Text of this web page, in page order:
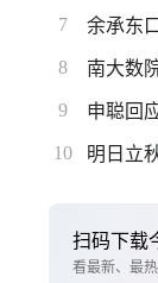
7 余承东
8 南大数
9 申聪回
10 明日立
扫码下载
看最新、最